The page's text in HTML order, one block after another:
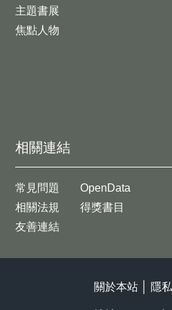
主題書展
焦點人物
相關連結
常見問題
相關法規
友善連結
OpenData
得獎書目
關於本站 隱